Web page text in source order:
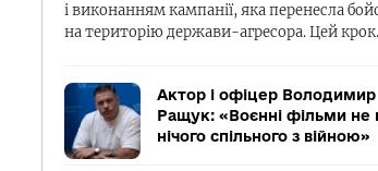
і виконанням кампанії, яка перенесла
на територію держави-агресора. Цей
Актор і офіцер Володимир
Ращук: «Воєнні фільми не
нічого спільного з війною»